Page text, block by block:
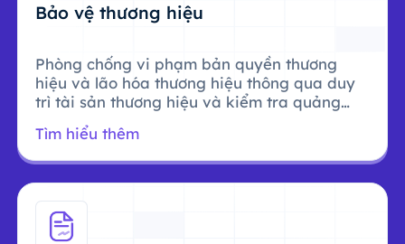
Bảo vệ thương hiệu
Phòng chống vi phạm bản quyền thương
hiệu và lão hóa thương hiệu thông qua duy
trì tài sản thương hiệu và kiểm tra quảng
Tìm hiểu thêm